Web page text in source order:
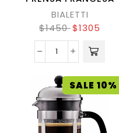
BIALETTI
$1450 $1305
SALE 10%